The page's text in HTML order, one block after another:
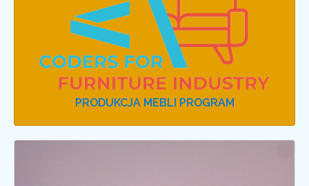
PRODUKCJA MEBLI PROGRAM